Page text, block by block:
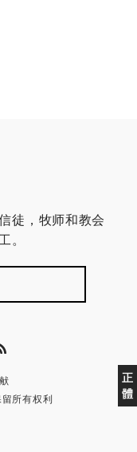
正
體
徒，牧师和教会
。
所有权利